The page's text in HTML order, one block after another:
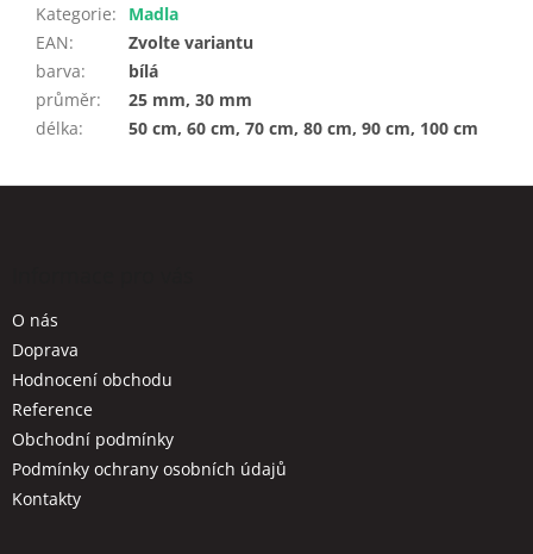
Kategorie:
Madla
EAN:
Zvolte variantu
barva:
bílá
průměr:
25 mm, 30 mm
délka: 50 cm, 60 cm, 70 cm, 80 cm, 90 cm, 100 cm
Z
O nás
Doprava
Hodnocení obchodu
Reference
Obchodní podmínky
Podmínky ochrany osobních údajů
Kontakty